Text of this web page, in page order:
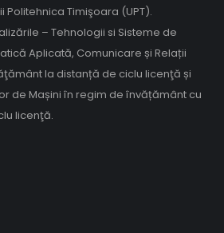
Timişoara (UPT).
– Tehnologii si Sisteme de
Aplicată, Comunicare și Relații
la distanță de ciclu licenţă și
de Mașini în regim de învățământ cu
licenţă.